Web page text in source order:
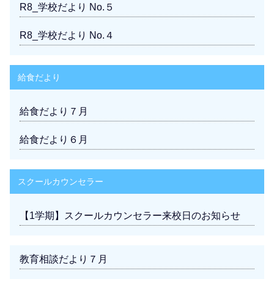
R8_学校だより No.５
R8_学校だより No.４
給食だより
給食だより７月
給食だより６月
スクールカウンセラー
【1学期】スクールカウンセラー来校日のお知らせ
教育相談だより７月